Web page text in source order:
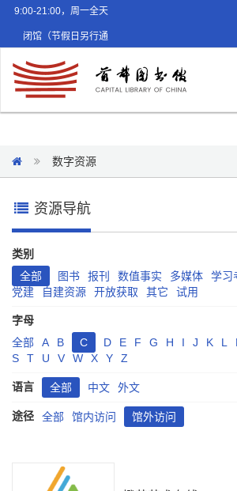
9:00-21:00，周一全天
闭馆（节假日另行通
数字资源
资源导航
类别
全部
图书 报刊 数值事实 多媒体 学习
党建
自建资源 开放获取 其它 试用
字母
全部
A B C D E F G H I J K L
S
T U V W X Y Z
语言 全部 中文 外文
途径 全部 馆内访问 馆外访问